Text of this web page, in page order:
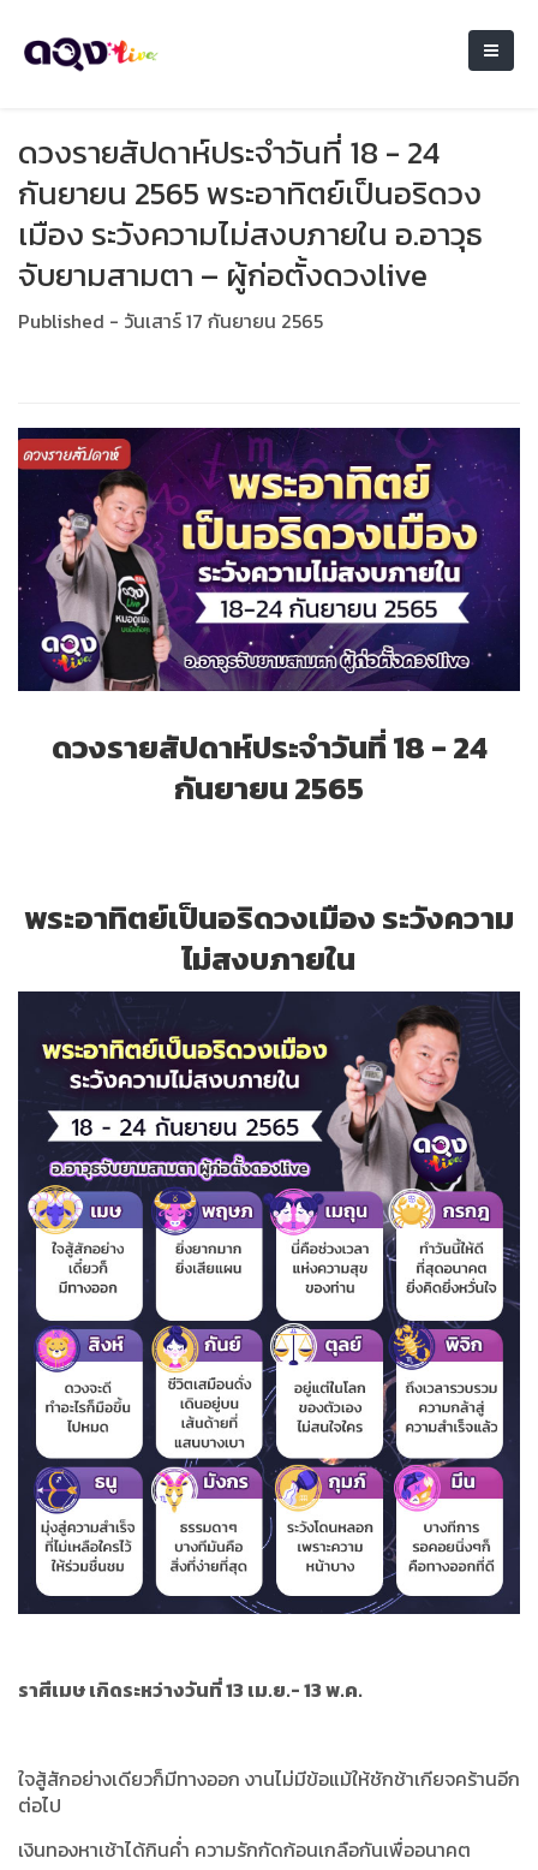
ดวงรายสัปดาห์ประจำวันที่ 18 - 24
กันยายน 2565 พระอาทิตย์เป็นอริดวง
เมือง ระวังความไม่สงบภายใน อ.อาวุธ
จับยามสามตา – ผู้ก่อตั้งดวงlive
Published - วันเสาร์ 17 กันยายน 2565
ดวงรายสัปดาห์ประจำวันที่ 18 - 24
กันยายน 2565
พระอาทิตย์เป็นอริดวงเมือง ระวังความ
ไม่สงบภายใน
ราศีเมษ เกิดระหว่างวันที่ 13 เม.ย.- 13 พ.ค.
ใจสู้สักอย่างเดียวก็มีทางออก งานไม่มีข้อแม้ให้ชักช้าเกียจคร้านอีก
ต่อไป
เงินทองหาเช้าได้กินค่ำ ความรักกัดก้อนเกลือกันเพื่ออนาคต